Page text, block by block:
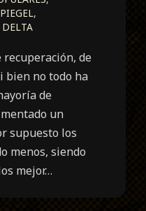
,
recuperación, de
bien no todo ha
de
un
supuesto los
menos, siendo
mejor…